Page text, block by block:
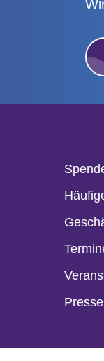
Presse